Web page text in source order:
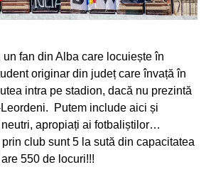
un fan din Alba care locuiește în
originar din județ care învață în
intra pe stadion, dacă nu prezintă
Putem include aici și
apropiați ai fotbaliștilor…
club sunt 5 la sută din capacitatea
550 de locuri!!!